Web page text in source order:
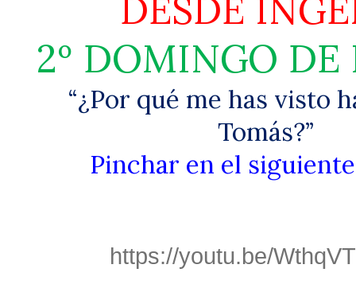
DESDE
2º DOMINGO DE
“¿Por qué me has visto
Tomás?”
Pinchar en el
https://youtu.be/